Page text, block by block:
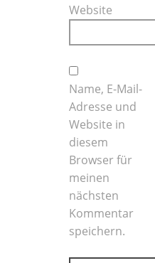
Website
Name, E-Mail-
Adresse und
Website in
diesem
Browser für
meinen
nächsten
Kommentar
speichern.